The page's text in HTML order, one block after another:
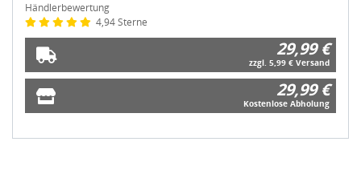
Händlerbewertung
4,94 Sterne
29,99 €
zzgl. 5,99 € Versand
29,99 €
Kostenlose Abholung